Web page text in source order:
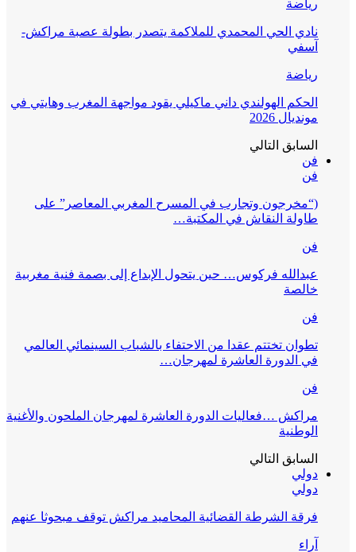
رياضة
نادي الحي المحمدي للملاكمة يتصدر بطولة عصبة مراكش-
آسفي
رياضة
الحكم الهولندي داني ماكيلي يقود مواجهة المغرب وهايتي في
مونديال 2026
السابق التالي
فن
فن
(“مخرجون وتجارب في المسرح المغربي المعاصر” على
طاولة النقاش في المكتبة…
فن
عبدالله فركوس… حين يتحول الإبداع إلى بصمة فنية مغربية
خالصة
فن
تطوان تختتم عقدا من الاحتفاء بالشباب السينمائي العالمي
في الدورة العاشرة لمهرجان…
فن
مراكش …فعاليات الدورة العاشرة لمهرجان الملحون والأغنية
الوطنية
السابق التالي
دولي
دولي
فرقة الشرطة القضائية المحاميد مراكش توقف مبحوثا عنهم
آراء